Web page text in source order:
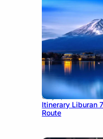
July 7, 2026
Itinerary Liburan
Route